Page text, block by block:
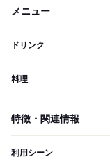
メニュー
ドリンク
料理
特徴・関連情報
利用シーン